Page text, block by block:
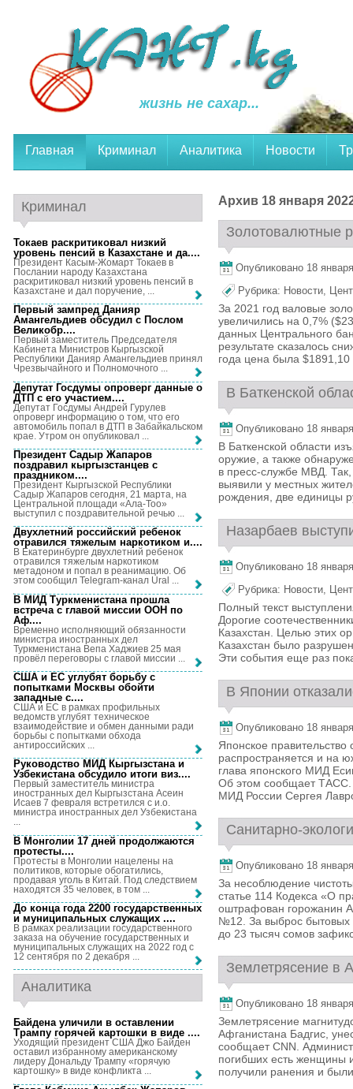
жизнь не сахар...
Главная Криминал Аналитика Новости
Архив 18 января
Золотовалютные
Опубликовано 18
Рубрика: Новости,
За 2021 год валовые
увеличились на 0,7%
данных Центрального
результате сказалось
года цена была
В Баткенской
Опубликовано 18
В Баткенской области
оружие, а также
в пресс-службе МВД.
выявили у местных
рождения, две единицы
Назарбаев
Опубликовано 18
Рубрика: Новости,
Полный текст
Дорогие
Казахстан. Целью этих
Казахстан было
Эти события еще раз
В Японии
Опубликовано 18
Японское правительство
распространяется и на
глава японского МИД
Об этом сообщает ТАСС.
МИД России Сергея
Санитарно-
Опубликовано 18
За несоблюдение
статье 114 Кодекса «О
оштрафован горожанин
№12. За выброс бытовых
до 23 тысяч сомов
Землетрясение в
Опубликовано 18
Землетрясение
Афганистана Бадгис,
сообщает CNN.
погибших есть женщины
получили ранения и
Криминал
Токаев раскритиковал низкий
уровень пенсий в Казахстане и да....
Президент Касым-Жомарт Токаев в
Послании народу Казахстана
раскритиковал низкий уровень пенсий в
Казахстане и дал поручение, ...
Первый зампред Данияр
Амангельдиев обсудил с Послом
Великобр....
Первый заместитель Председателя
Кабинета Министров Кыргызской
Республики Данияр Амангельдиев принял
Чрезвычайного и Полномочного ...
Депутат Госдумы опроверг данные о
ДТП с его участием....
Депутат Госдумы Андрей Гурулев
опроверг информацию о том, что его
автомобиль попал в ДТП в Забайкальском
крае. Утром он опубликовал ...
Президент Садыр Жапаров
поздравил кыргызстанцев с
праздником....
Президент Кыргызской Республики
Садыр Жапаров сегодня, 21 марта, на
Центральной площади «Ала-Тоо»
выступил с поздравительной речью ...
Двухлетний российский ребенок
отравился тяжелым наркотиком и....
В Екатеринбурге двухлетний ребенок
отравился тяжелым наркотиком
метадоном и попал в реанимацию. Об
этом сообщил Telegram-канал Ural ...
В МИД Туркменистана прошла
встреча с главой миссии ООН по
Аф....
Временно исполняющий обязанности
министра иностранных дел
Туркменистана Вепа Хаджиев 25 мая
провёл переговоры с главой миссии ...
США и ЕС углубят борьбу с
попытками Москвы обойти
западные с....
США и ЕС в рамках профильных
ведомств углубят техническое
взаимодействие и обмен данными ради
борьбы с попытками обхода
антироссийских ...
Руководство МИД Кыргызстана и
Узбекистана обсудило итоги виз....
Первый заместитель министра
иностранных дел Кыргызстана Асеин
Исаев 7 февраля встретился с и.о.
министра иностранных дел Узбекистана
...
В Монголии 17 дней продолжаются
протесты....
Протесты в Монголии нацелены на
политиков, которые обогатились,
продавая уголь в Китай. Под следствием
находятся 35 человек, в том ...
До конца года 2200 государственных
и муниципальных служащих ....
В рамках реализации государственного
заказа на обучение государственных и
муниципальных служащих на 2022 год с
12 сентября по 2 декабря ...
Аналитика
Байдена уличили в оставлении
Трампу горячей картошки в виде ....
Уходящий президент США Джо Байден
оставил избранному американскому
лидеру Дональду Трампу «горячую
картошку» в виде конфликта ...